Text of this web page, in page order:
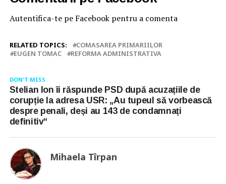
Autentifica-te pe Facebook pentru a comenta
RELATED TOPICS:
COMASAREA PRIMARIILOR
EUGEN TOMAC
REFORMA ADMINISTRATIVA
DON'T MISS
Stelian Ion îi răspunde PSD după acuzațiile de
corupție la adresa USR: „Au tupeul să vorbească
despre penali, deși au 143 de condamnați
definitiv“
Mihaela Tîrpan